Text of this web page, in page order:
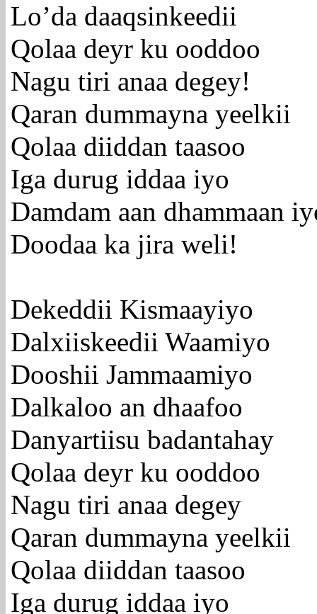
Lo’da daaqsinkeedii
Qolaa deyr ku ooddoo
Nagu tiri anaa degey!
Qaran dummayna yeelkii
Qolaa diiddan taasoo
Iga durug iddaa iyo
Damdam aan dhammaan
Doodaa ka jira weli!
Dekeddii Kismaayiyo
Dalxiiskeedii Waamiyo
Dooshii Jammaamiyo
Dalkaloo an dhaafoo
Danyartiisu badantahay
Qolaa deyr ku ooddoo
Nagu tiri anaa degey
Qaran dummayna yeelkii
Qolaa diiddan taasoo
Iga durug iddaa iyo